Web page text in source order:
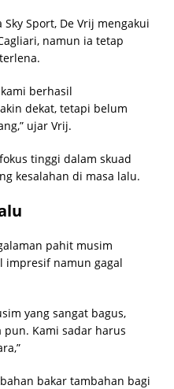
Sport, De Vrij mengakui
namun ia tetap
berhasil
dekat, tetapi belum
ujar Vrij.
tinggi dalam skuad
kesalahan di masa lalu.
pahit musim
impresif namun gagal
yang sangat bagus,
Kami sadar harus
bakar tambahan bagi